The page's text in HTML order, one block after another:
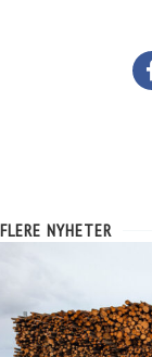
FLERE NYHETER